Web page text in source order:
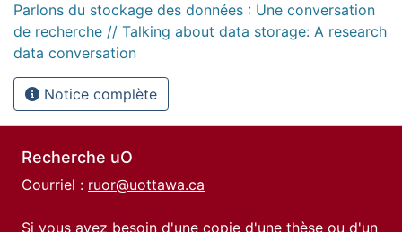
Parlons du stockage des données : Une conversation
de recherche // Talking about data storage: A research
data conversation
Notice complète
Recherche uO
Courriel : ruor@uottawa.ca
Si vous avez besoin d'une copie d'une thèse ou d'un